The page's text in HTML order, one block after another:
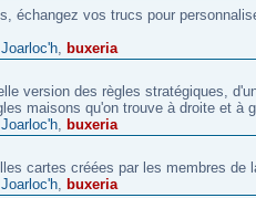
échangez vos trucs pour
Joarloc'h, buxeria
version des règles stratégiques,
maisons qu'on trouve à droite et à
Joarloc'h, buxeria
cartes créées par les membres de
Joarloc'h, buxeria